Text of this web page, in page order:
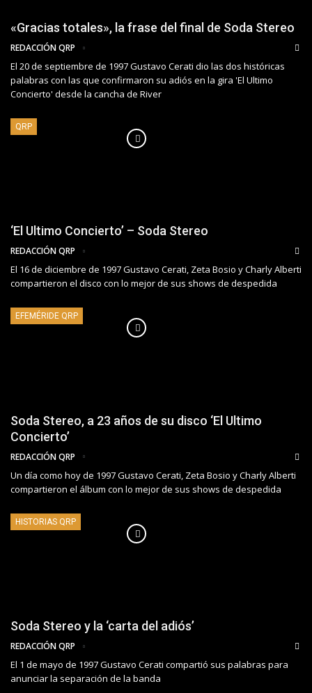
«Gracias totales», la frase del final de Soda Stereo
REDACCIÓN QRP
El 20 de septiembre de 1997 Gustavo Cerati dio las dos históricas
palabras con las que confirmaron su adiós en la gira 'El Ultimo
Concierto' desde la cancha de River
QRP
‘El Ultimo Concierto’ – Soda Stereo
REDACCIÓN QRP
El 16 de diciembre de 1997 Gustavo Cerati, Zeta Bosio y Charly Alberti
compartieron el disco con lo mejor de sus shows de despedida
EFEMÉRIDE QRP
Soda Stereo, a 23 años de su disco ‘El Ultimo
Concierto’
REDACCIÓN QRP
Un día como hoy de 1997 Gustavo Cerati, Zeta Bosio y Charly Alberti
compartieron el álbum con lo mejor de sus shows de despedida
HISTORIAS QRP
Soda Stereo y la ‘carta del adiós’
REDACCIÓN QRP
El 1 de mayo de 1997 Gustavo Cerati compartió sus palabras para
anunciar la separación de la banda